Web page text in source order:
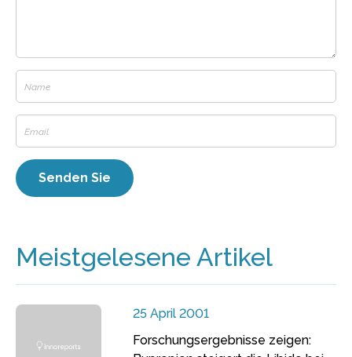
Meistgelesene Artikel
25 April 2001
Forschungsergebnisse zeigen: